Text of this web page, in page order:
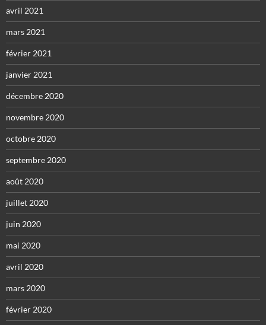
avril 2021
mars 2021
février 2021
janvier 2021
décembre 2020
novembre 2020
octobre 2020
septembre 2020
août 2020
juillet 2020
juin 2020
mai 2020
avril 2020
mars 2020
février 2020